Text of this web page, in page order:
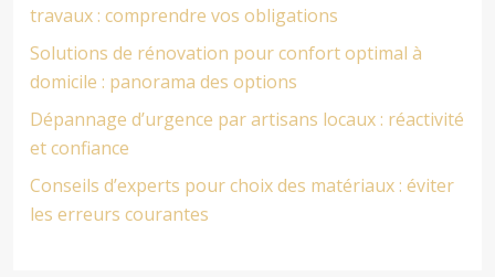
travaux : comprendre vos obligations
Solutions de rénovation pour confort optimal à
domicile : panorama des options
Dépannage d’urgence par artisans locaux : réactivité
et confiance
Conseils d’experts pour choix des matériaux : éviter
les erreurs courantes